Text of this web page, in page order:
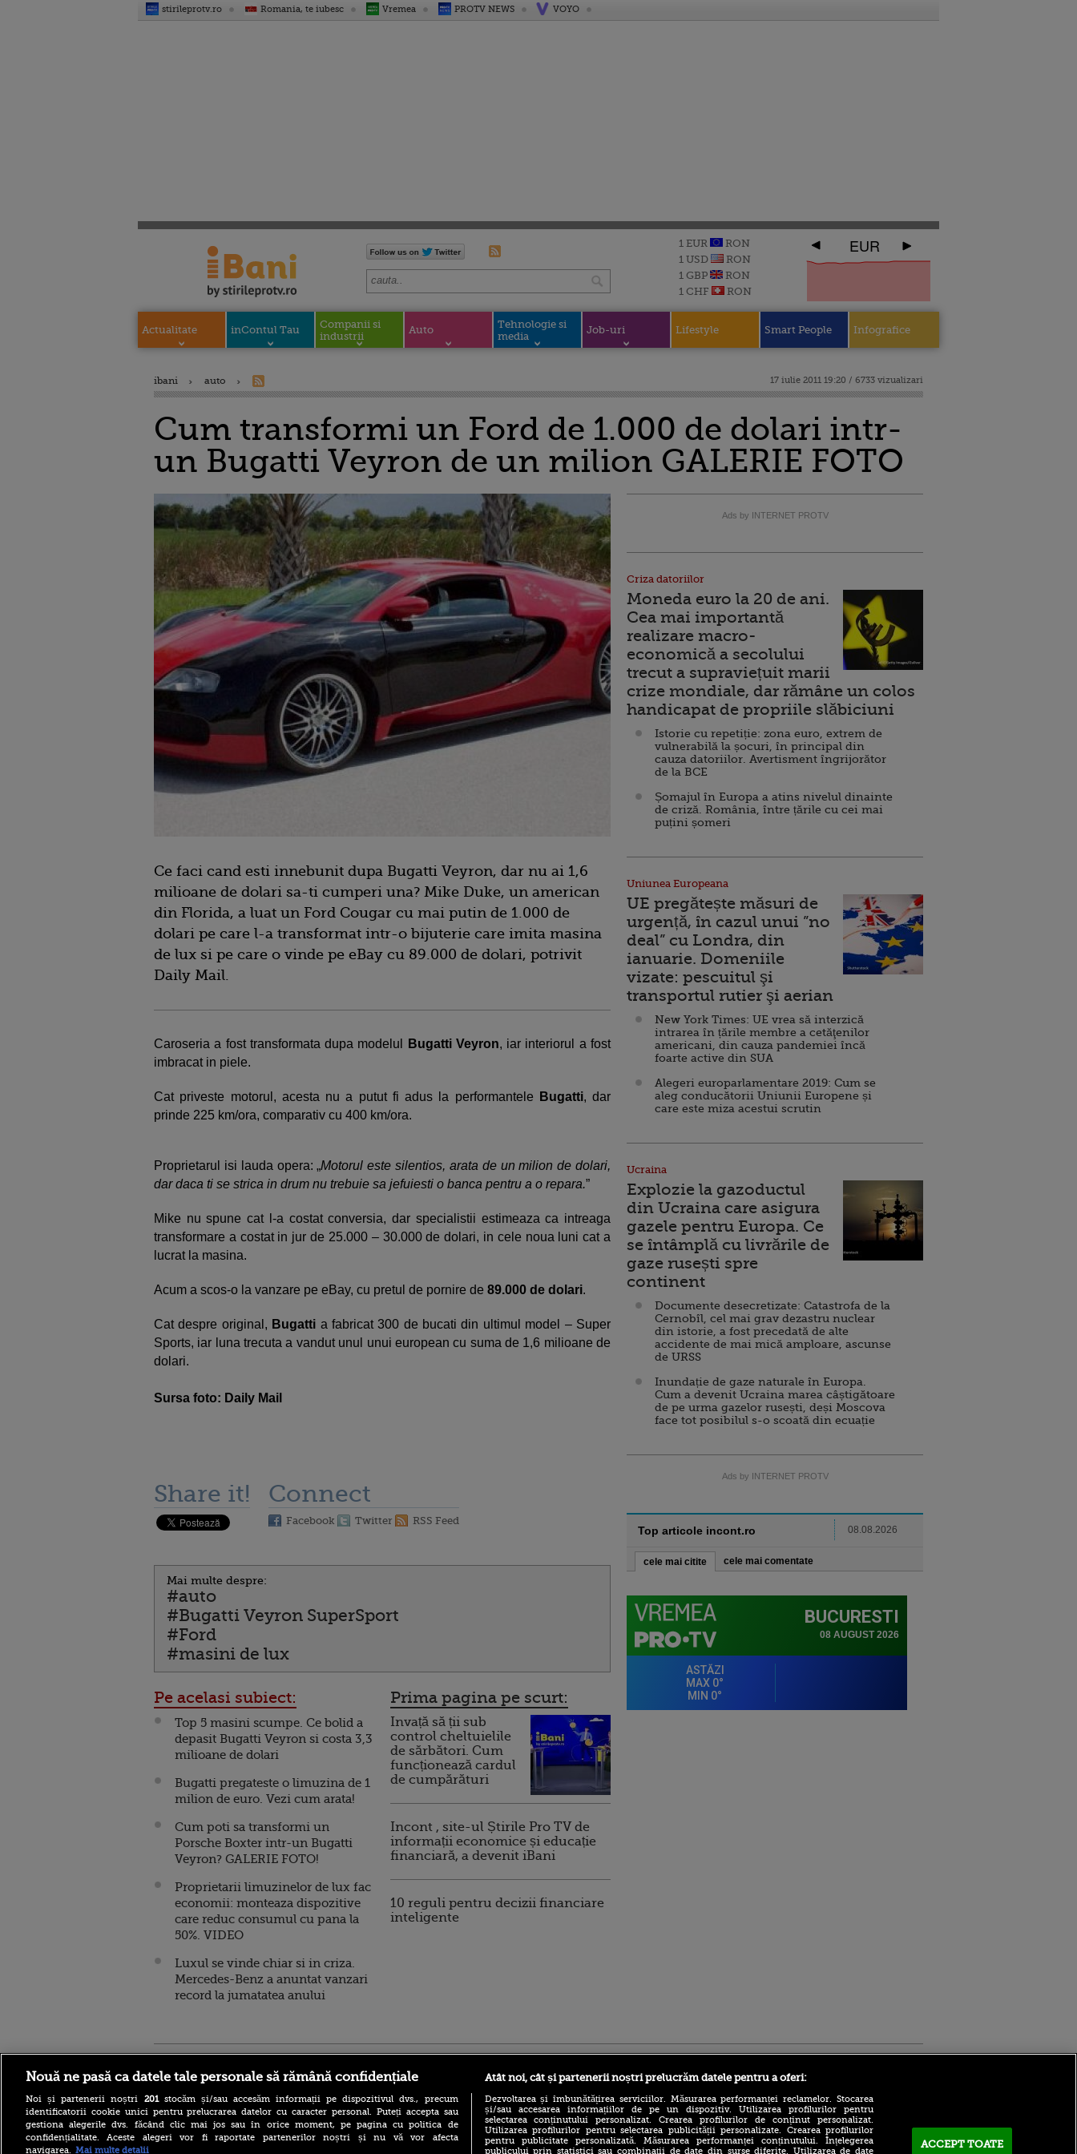
stirileprotv.ro Romania, te iubesc Vremea PROTV NEWS VOYO
1 EUR
RON
1 USD
RON
1 GBP
RON
1 CHF
RON
EUR
Actualitate inContul Tau
Companii si
industrii
Auto
Tehnologie si
media
Job-uri Lifestyle Smart People Infografice
ibani auto 17 iulie 2011 19:20 / 6733 vizualizari
Cum transformi un Ford de 1.000 de dolari intr-
un Bugatti Veyron de un milion GALERIE FOTO
Ce faci cand esti innebunit dupa Bugatti Veyron, dar nu ai 1,6
milioane de dolari sa-ti cumperi una? Mike Duke, un american
din Florida, a luat un Ford Cougar cu mai putin de 1.000 de
dolari pe care l-a transformat intr-o bijuterie care imita masina
de lux si pe care o vinde pe eBay cu 89.000 de dolari, potrivit
Daily Mail.
Caroseria a fost transformata dupa modelul Bugatti Veyron, iar interiorul a fost
imbracat in piele.
Cat priveste motorul, acesta nu a putut fi adus la performantele Bugatti, dar
prinde 225 km/ora, comparativ cu 400 km/ora.
Proprietarul isi lauda opera: „Motorul este silentios, arata de un milion de dolari,
dar daca ti se strica in drum nu trebuie sa jefuiesti o banca pentru a o repara.”
Mike nu spune cat l-a costat conversia, dar specialistii estimeaza ca intreaga
transformare a costat in jur de 25.000 – 30.000 de dolari, in cele noua luni cat a
lucrat la masina.
Acum a scos-o la vanzare pe eBay, cu pretul de pornire de 89.000 de dolari.
Cat despre original, Bugatti a fabricat 300 de bucati din ultimul model – Super
Sports, iar luna trecuta a vandut unul unui european cu suma de 1,6 milioane de
dolari.
Sursa foto: Daily Mail
Share it! Connect
Facebook Twitter RSS Feed
Mai multe despre:
#auto
#Bugatti Veyron SuperSport
#Ford
#masini de lux
Pe acelasi subiect:
Top 5 masini scumpe. Ce bolid a
depasit Bugatti Veyron si costa 3,3
milioane de dolari
Bugatti pregateste o limuzina de 1
milion de euro. Vezi cum arata!
Cum poti sa transformi un
Porsche Boxter intr-un Bugatti
Veyron? GALERIE FOTO!
Proprietarii limuzinelor de lux fac
economii: monteaza dispozitive
care reduc consumul cu pana la
50%. VIDEO
Luxul se vinde chiar si in criza.
Mercedes-Benz a anuntat vanzari
record la jumatatea anului
Prima pagina pe scurt:
Invață să ții sub
control cheltuielile
de sărbători. Cum
funcționează cardul
de cumpărături
Incont , site-ul Știrile Pro TV de
informații economice și educație
financiară, a devenit iBani
10 reguli pentru decizii financiare
inteligente
Ads by INTERNET PROTV
Criza datoriilor
Moneda euro la 20 de ani.
Cea mai importantă
realizare macro-
economică a secolului
trecut a supraviețuit marii
crize mondiale, dar rămâne un colos
handicapat de propriile slăbiciuni
Istorie cu repetiție: zona euro, extrem de
vulnerabilă la șocuri, în principal din
cauza datoriilor. Avertisment îngrijorător
de la BCE
Șomajul în Europa a atins nivelul dinainte
de criză. România, între țările cu cei mai
puțini șomeri
Uniunea Europeana
UE pregătește măsuri de
urgență, în cazul unui ”no
deal” cu Londra, din
ianuarie. Domeniile
vizate: pescuitul şi
transportul rutier şi aerian
New York Times: UE vrea să interzică
intrarea în țările membre a cetăţenilor
americani, din cauza pandemiei încă
foarte active din SUA
Alegeri europarlamentare 2019: Cum se
aleg conducătorii Uniunii Europene și
care este miza acestui scrutin
Ucraina
Explozie la gazoductul
din Ucraina care asigura
gazele pentru Europa. Ce
se întâmplă cu livrările de
gaze rusești spre
continent
Documente desecretizate: Catastrofa de la
Cernobîl, cel mai grav dezastru nuclear
din istorie, a fost precedată de alte
accidente de mai mică amploare, ascunse
de URSS
Inundație de gaze naturale în Europa.
Cum a devenit Ucraina marea câștigătoare
de pe urma gazelor rusești, deși Moscova
face tot posibilul s-o scoată din ecuație
Ads by INTERNET PROTV
Top articole incont.ro 08.08.2026
cele mai citite cele mai comentate
Nouă ne pasă ca datele tale personale să rămână confidențiale
Noi și partenerii noștri 201stocăm și/sau accesăm informații pe dispozitivul dvs., precum
identificatorii cookie unici pentru prelucrarea datelor cu caracter personal. Puteți accepta sau
gestiona alegerile dvs. făcând clic mai jos sau în orice moment, pe pagina cu politica de
confidențialitate. Aceste alegeri vor fi raportate partenerilor noștri și nu vă vor afecta
navigarea. Mai multe detalii
Atât noi, cât și partenerii noștri prelucrăm datele pentru a oferi:
Dezvoltarea și îmbunătățirea serviciilor. Măsurarea performanței reclamelor. Stocarea
și/sau accesarea informațiilor de pe un dispozitiv. Utilizarea profilurilor pentru
selectarea conținutului personalizat. Crearea profilurilor de conținut personalizat.
Utilizarea profilurilor pentru selectarea publicității personalizate. Crearea profilurilor
pentru publicitate personalizată. Măsurarea performanței conținutului. Înțelegerea
publicului prin statistici sau combinații de date din surse diferite. Utilizarea de date
ACCEPT TOATE